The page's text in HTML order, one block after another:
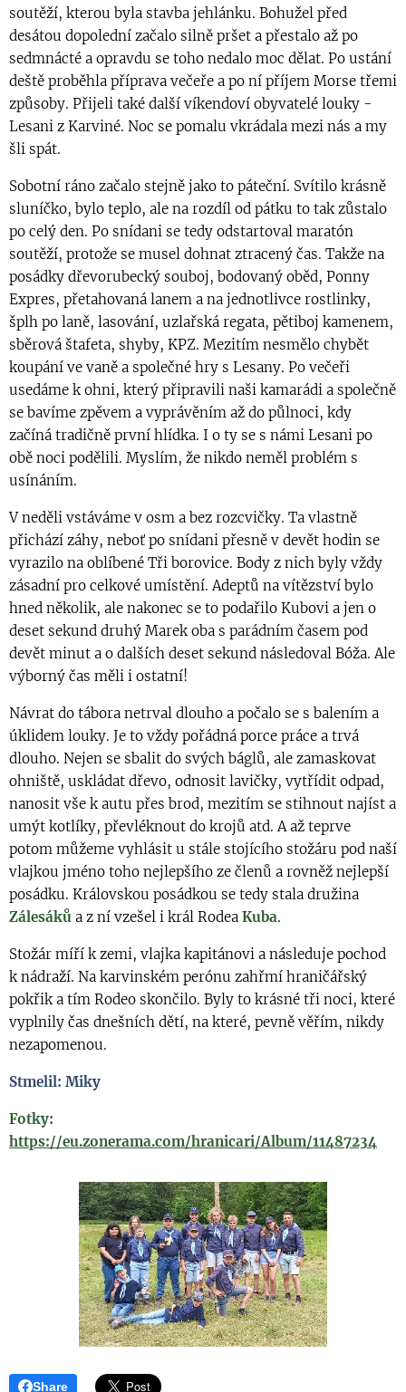
soutěží, kterou byla stavba jehlánku. Bohužel před
desátou dopolední začalo silně pršet a přestalo až po
sedmnácté a opravdu se toho nedalo moc dělat. Po ustání
deště proběhla příprava večeře a po ní příjem Morse třemi
způsoby. Přijeli také další víkendoví obyvatelé louky -
Lesani z Karviné. Noc se pomalu vkrádala mezi nás a my
šli spát.
Sobotní ráno začalo stejně jako to páteční. Svítilo krásně
sluníčko, bylo teplo, ale na rozdíl od pátku to tak zůstalo
po celý den. Po snídani se tedy odstartoval maratón
soutěží, protože se musel dohnat ztracený čas. Takže na
posádky dřevorubecký souboj, bodovaný oběd, Ponny
Expres, přetahovaná lanem a na jednotlivce rostlinky,
šplh po laně, lasování, uzlařská regata, pětiboj kamenem,
sběrová štafeta, shyby, KPZ. Mezitím nesmělo chybět
koupání ve vaně a společné hry s Lesany. Po večeři
usedáme k ohni, který připravili naši kamarádi a společně
se bavíme zpěvem a vyprávěním až do půlnoci, kdy
začíná tradičně první hlídka. I o ty se s námi Lesani po
obě noci podělili. Myslím, že nikdo neměl problém s
usínáním.
V neděli vstáváme v osm a bez rozcvičky. Ta vlastně
přichází záhy, neboť po snídani přesně v devět hodin se
vyrazilo na oblíbené Tři borovice. Body z nich byly vždy
zásadní pro celkové umístění. Adeptů na vítězství bylo
hned několik, ale nakonec se to podařilo Kubovi a jen o
deset sekund druhý Marek oba s parádním časem pod
devět minut a o dalších deset sekund následoval Bóža. Ale
výborný čas měli i ostatní!
Návrat do tábora netrval dlouho a počalo se s balením a
úklidem louky. Je to vždy pořádná porce práce a trvá
dlouho. Nejen se sbalit do svých báglů, ale zamaskovat
ohniště, uskládat dřevo, odnosit lavičky, vytřídit odpad,
nanosit vše k autu přes brod, mezitím se stihnout najíst a
umýt kotlíky, převléknout do krojů atd. A až teprve
potom můžeme vyhlásit u stále stojícího stožáru pod naší
vlajkou jméno toho nejlepšího ze členů a rovněž nejlepší
posádku. Královskou posádkou se tedy stala družina
Zálesáků a z ní vzešel i král Rodea Kuba.
Stožár míří k zemi, vlajka kapitánovi a následuje pochod
k nádraží. Na karvinském perónu zahřmí hraničářský
pokřik a tím Rodeo skončilo. Byly to krásné tři noci, které
vyplnily čas dnešních dětí, na které, pevně věřím, nikdy
nezapomenou.
Stmelil: Miky
Fotky:
https://eu.zonerama.com/hranicari/Album/11487234
Share